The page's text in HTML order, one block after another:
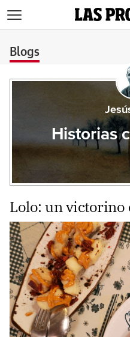
Blogs
Historias
Lolo: un victorino